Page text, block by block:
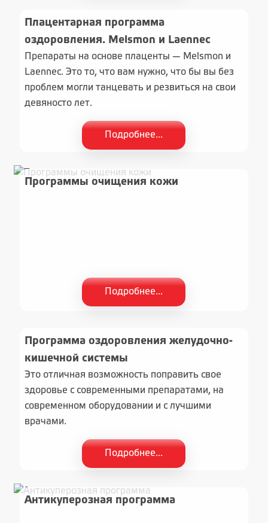
Плацентарная программа
оздоровления. Melsmon и Laennec
Препараты на основе плаценты — Melsmon и
Laennec. Это то, что вам нужно, что бы вы без
проблем могли танцевать и резвиться на свои
девяносто лет.
Подробнее...
Программы очищения кожи
Подробнее...
Программа оздоровления желудочно-
кишечной системы
Это отличная возможность поправить свое
здоровье с современными препаратами, на
современном оборудовании и с лучшими
врачами.
Подробнее...
Антикуперозная программа